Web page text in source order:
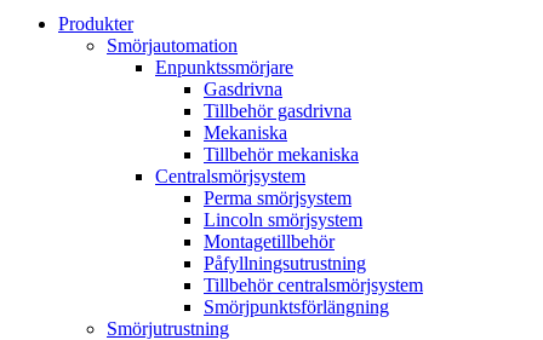
Produkter
Smörjautomation
Enpunktssmörjare
Gasdrivna
Tillbehör gasdrivna
Mekaniska
Tillbehör mekaniska
Centralsmörjsystem
Perma smörjsystem
Lincoln smörjsystem
Montagetillbehör
Påfyllningsutrustning
Tillbehör centralsmörjsystem
Smörjpunktsförlängning
Smörjutrustning